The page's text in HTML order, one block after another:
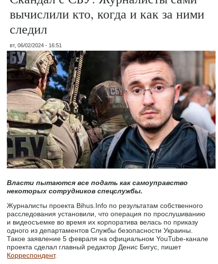
вычислили кто, когда и как за ними
следил
вт, 06/02/2024 - 16:51
Власти пытаются все подать как самоуправство
некоторых сотрудников спецслужбы.
Журналисты проекта Bihus.Info по результатам собственного
расследования установили, что операция по прослушиванию
и видеосъемке во время их корпоратива велась по приказу
одного из департаментов Службы безопасности Украины.
Такое заявление 5 февраля на официальном YouTube-канале
проекта сделал главный редактор Денис Бигус, пишет
Корреспондент.